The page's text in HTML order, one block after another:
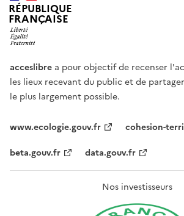
RÉPUBLIQUE
FRANÇAISE
acceslibre a pour objectif de recenser
les lieux recevant du public et de
le plus largement possible.
www.ecologie.gouv.fr
cohesion-
beta.gouv.fr
data.gouv.fr
Nos investisseurs